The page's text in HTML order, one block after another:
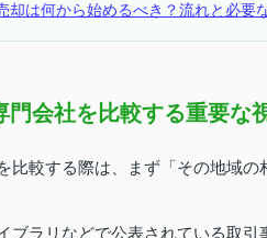
却は何から始めるべき？流れと必要
門会社を比較する重要な
比較する際は、まず「その地域
ブラリなどで公表されている取